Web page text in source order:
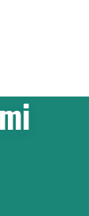
olmalı.